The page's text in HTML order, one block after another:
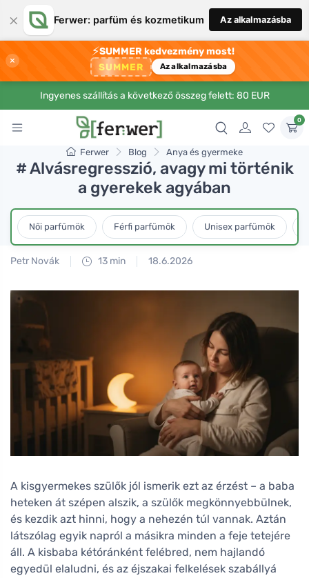
× Ferwer: parfüm és kozmetikum Az alkalmazásba
×
⚡SUMMER kedvezmény most!
SUMMER Az alkalmazásba
Ingyenes szállítás a következő összeg felett: 80 EUR
0
Ferwer Blog Anya és gyermeke
# Alvásregresszió, avagy mi történik
a gyerekek agyában
Női parfümök Férfi parfümök Unisex parfümök
Petr Novák 13 min 18.6.2026
A kisgyermekes szülők jól ismerik ezt az érzést – a baba
heteken át szépen alszik, a szülők megkönnyebbülnek,
és kezdik azt hinni, hogy a nehezén túl vannak. Aztán
látszólag egyik napról a másikra minden a feje tetejére
áll. A kisbaba kétóránként felébred, nem hajlandó
egyedül elaludni, és az éjszakai felkelések szabállyá